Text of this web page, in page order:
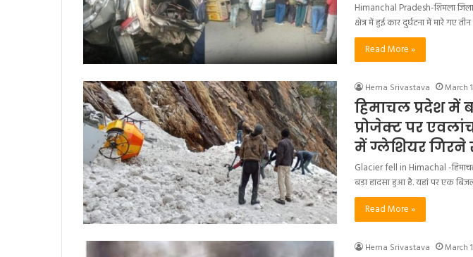
Himanchal Pradesh-शिमला
क्षेत्र में हुई कार दुर्घटना में मारे गए
Read More »
Hema Srivastava March
हिमाचल प्रदेश में
प्रोजेक्ट पर
में ग्लेशियर गिरने
Glacier fell in Himachal -
बड़ा हादसा हुआ है. यहां पर एक
Read More »
Hema Srivastava March